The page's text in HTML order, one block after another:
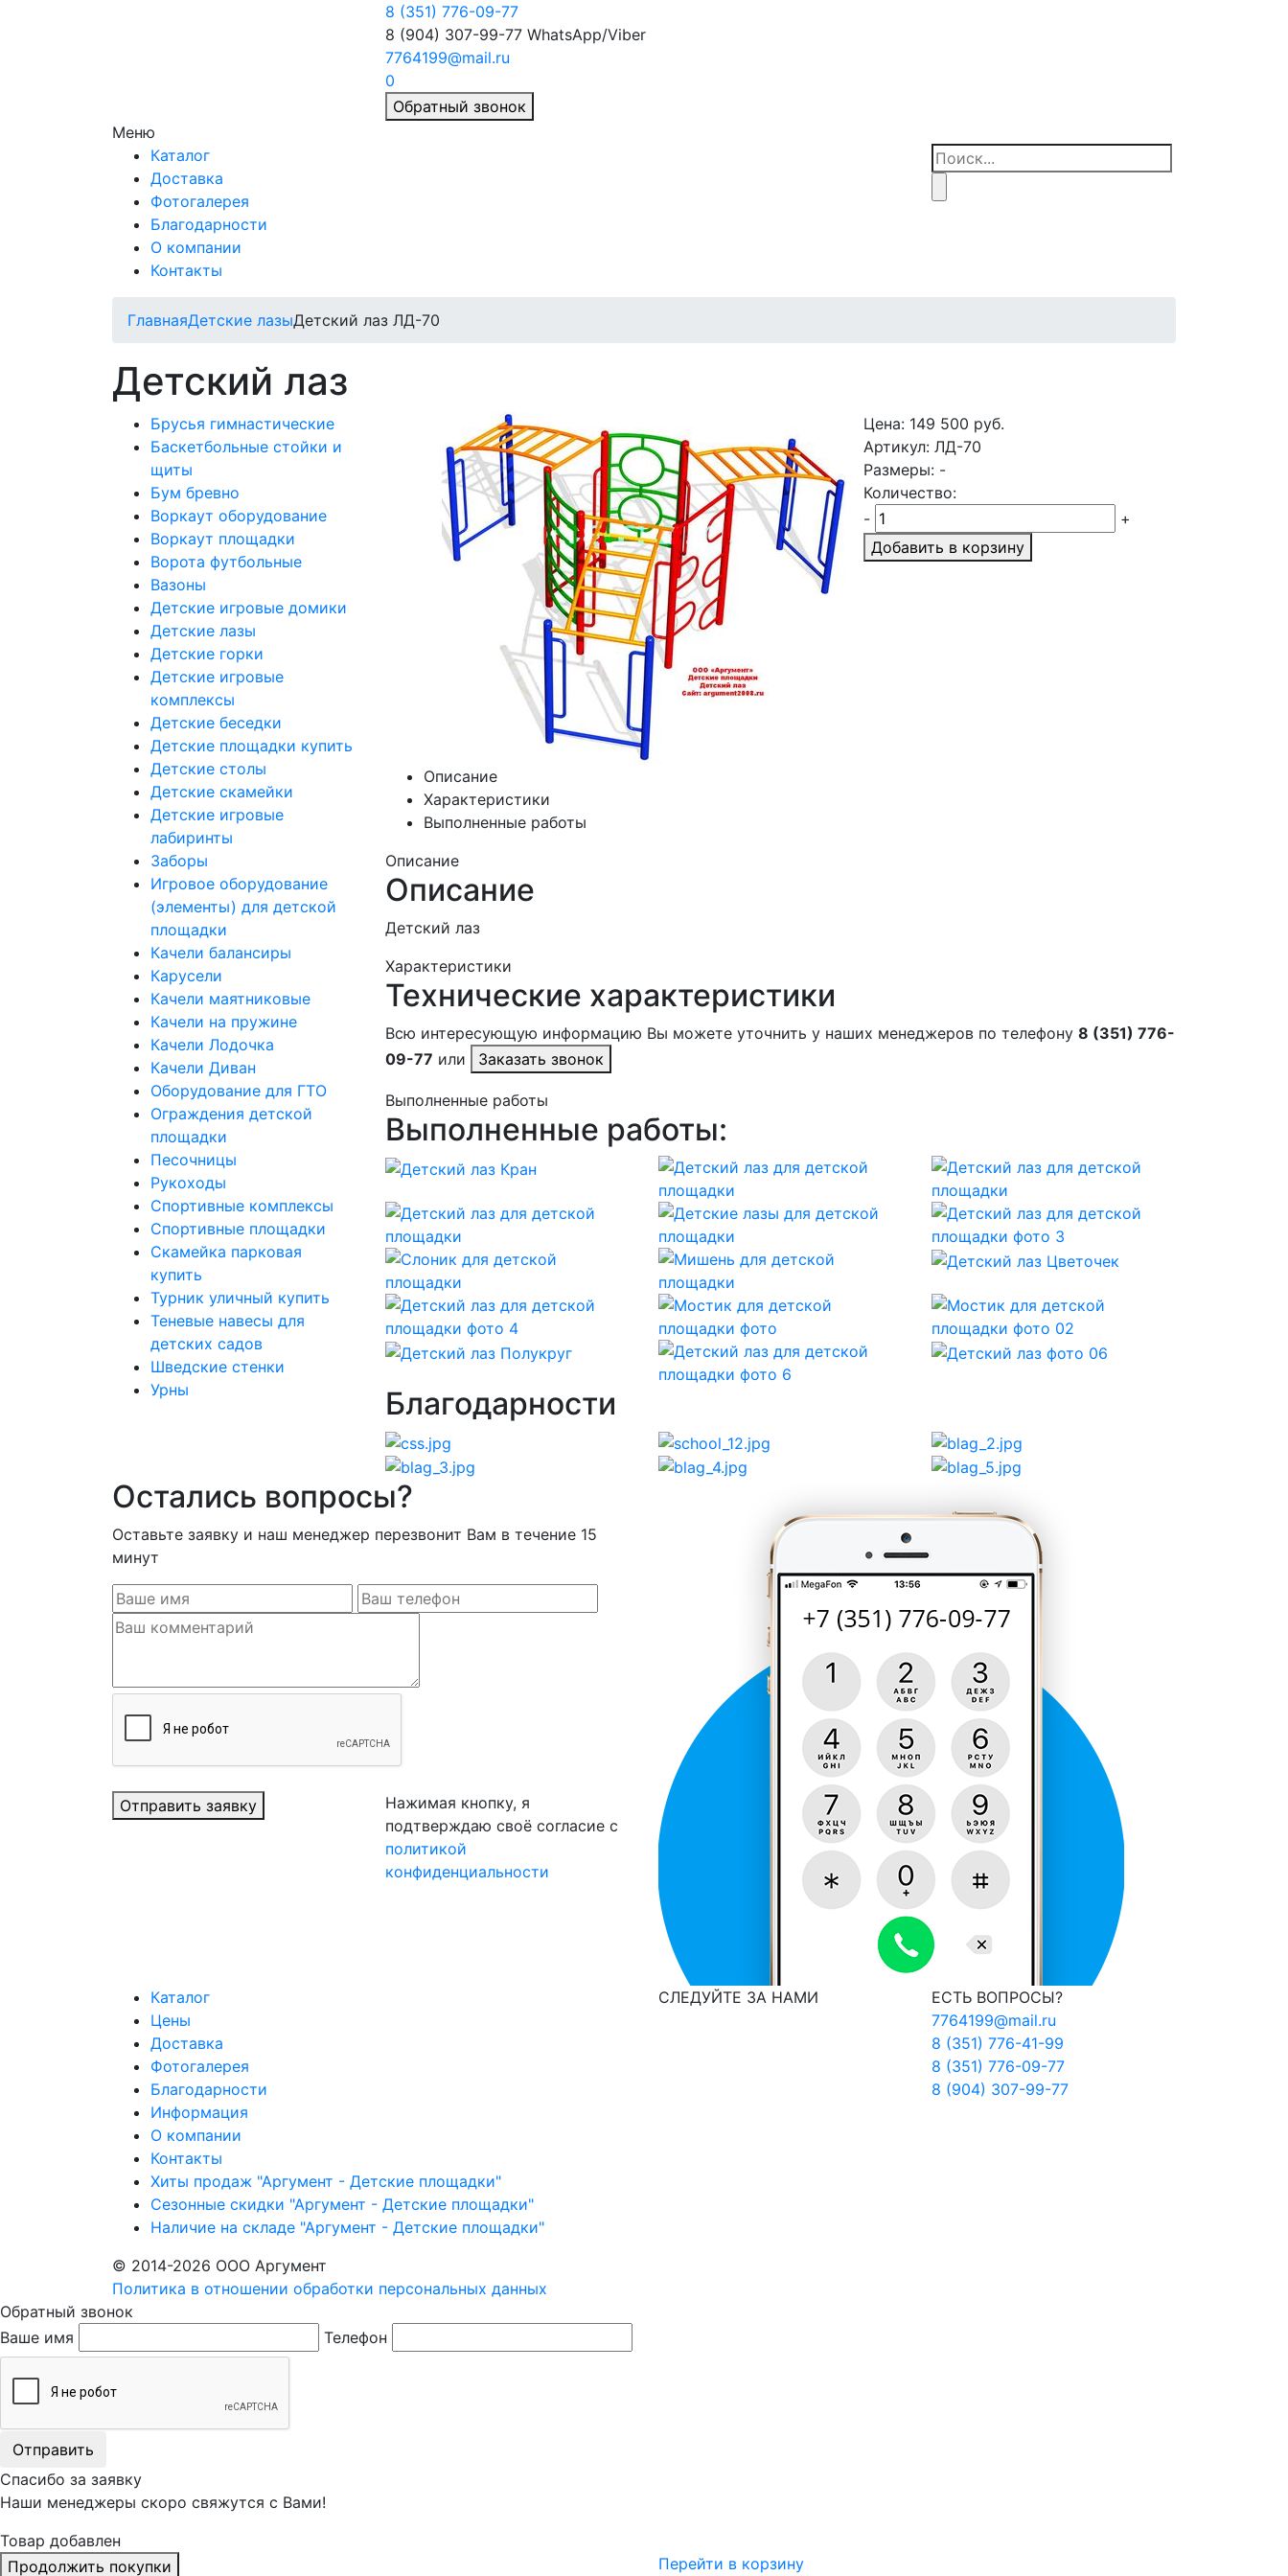
8 (351) 776-09-77
8 (904) 307-99-77 WhatsApp/Viber
7764199@mail.ru
0
Обратный звонок
Меню
Каталог
Доставка
Фотогалерея
Благодарности
О компании
Контакты
ГлавнаяДетские лазыДетский лаз ЛД-70
Детский лаз
Брусья гимнастические
Баскетбольные стойки и
щиты
Бум бревно
Воркаут оборудование
Воркаут площадки
Ворота футбольные
Вазоны
Детские игровые домики
Детские лазы
Детские горки
Детские игровые
комплексы
Детские беседки
Детские площадки купить
Детские столы
Детские скамейки
Детские игровые
лабиринты
Заборы
Игровое оборудование
(элементы) для детской
площадки
Качели балансиры
Карусели
Качели маятниковые
Качели на пружине
Качели Лодочка
Качели Диван
Оборудование для ГТО
Ограждения детской
площадки
Песочницы
Рукоходы
Спортивные комплексы
Спортивные площадки
Скамейка парковая
купить
Турник уличный купить
Теневые навесы для
детских садов
Шведские стенки
Урны
Цена: 149 500 руб.
Артикул: ЛД-70
Размеры: -
Количество:
-
+
Добавить в корзину
Описание
Характеристики
Выполненные работы
Описание
Описание
Детский лаз
Характеристики
Технические характеристики
Всю интересующую информацию Вы можете уточнить у наших менеджеров по телефону 8 (351) 776-
09-77 или Заказать звонок
Выполненные работы
Выполненные работы:
Благодарности
Остались вопросы?
Оставьте заявку и наш менеджер перезвонит Вам в течение 15
минут
Отправить заявку
Нажимая кнопку, я
подтверждаю своё согласие с
политикой
конфиденциальности
Каталог
Цены
Доставка
Фотогалерея
Благодарности
Информация
О компании
Контакты
Хиты продаж "Аргумент - Детские площадки"
Сезонные скидки "Аргумент - Детские площадки"
Наличие на складе "Аргумент - Детские площадки"
СЛЕДУЙТЕ ЗА НАМИ
ЕСТЬ ВОПРОСЫ?
7764199@mail.ru
8 (351) 776-41-99
8 (351) 776-09-77
8 (904) 307-99-77
© 2014-2026 ООО Аргумент
Политика в отношении обработки персональных данных
Обратный звонок
Ваше имя
Телефон
Отправить
Спасибо за заявку
Наши менеджеры скоро свяжутся с Вами!
Товар добавлен
Продолжить покупки
Перейти в корзину